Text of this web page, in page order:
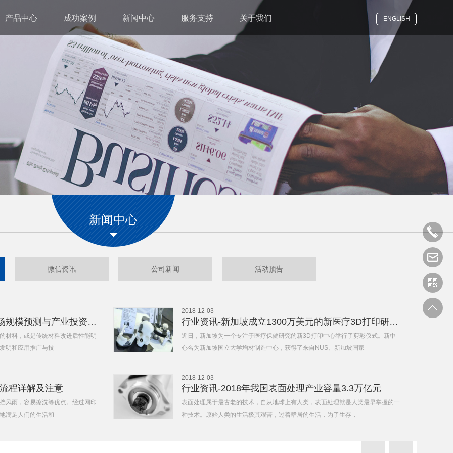
ENGLISH
产品中心 成功案例 新闻中心 服务支持 关于我们
新闻中心
微信资讯 公司新闻 活动预告
行业资讯-100种新材料全球市场规模预测与产业投资前景
材料，或是传统材料改进后性能明
明和应用推广与技
2018-12-03
行业资讯-新加坡成立1300万美元的新医疗3D打印研究中心
近日，新加坡为一个专注于医疗保健研究的新3D打印中心举行了剪彩仪式。新中
心名为新加坡国立大学增材制造中心，获得了来自NUS、新加坡国家
程详解及注意
风雨，容易擦洗等优点。经过网印
满足人们的生活和
2018-12-03
行业资讯-2018年我国表面处理产业容量3.3万亿元
表面处理属于最古老的技术，自从地球上有人类，表面处理就是人类最早掌握的一
种技术。原始人类的生活极其艰苦，过着群居的生活，为了生存，